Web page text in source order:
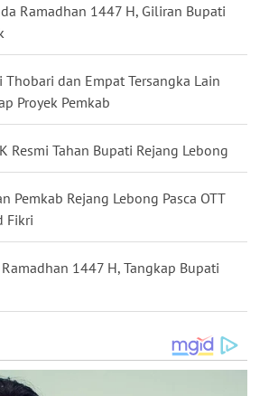
Ramadhan 1447 H, Giliran Bupati
Thobari dan Empat Tersangka Lain
Proyek Pemkab
Resmi Tahan Bupati Rejang Lebong
Pemkab Rejang Lebong Pasca OTT
Fikri
1447 H, Tangkap Bupati